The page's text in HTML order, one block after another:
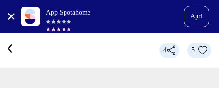
App Spotahome
Apri
4 5